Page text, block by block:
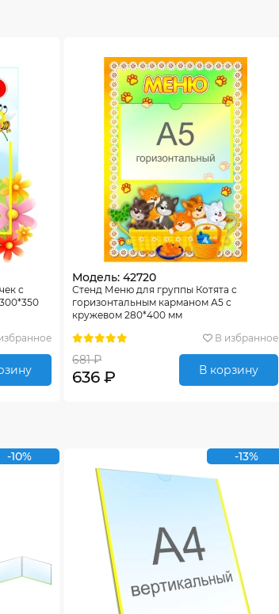
c
Модель: 42720
Стенд Меню для группы Котята с
горизонтальным карманом А5 с
кружевом 280*400 мм
В избранное
681 ₽
636 ₽ В корзину
-10% -13%